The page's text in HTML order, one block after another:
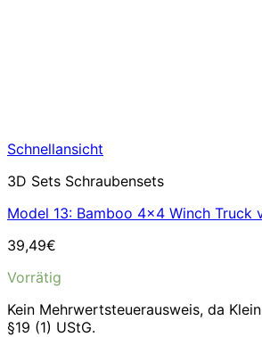
Schnellansicht
3D Sets Schraubensets
Model 13: Bamboo 4×4 Winch Truck
39,49€
Vorrätig
Kein Mehrwertsteuerausweis, da
§19 (1) UStG.